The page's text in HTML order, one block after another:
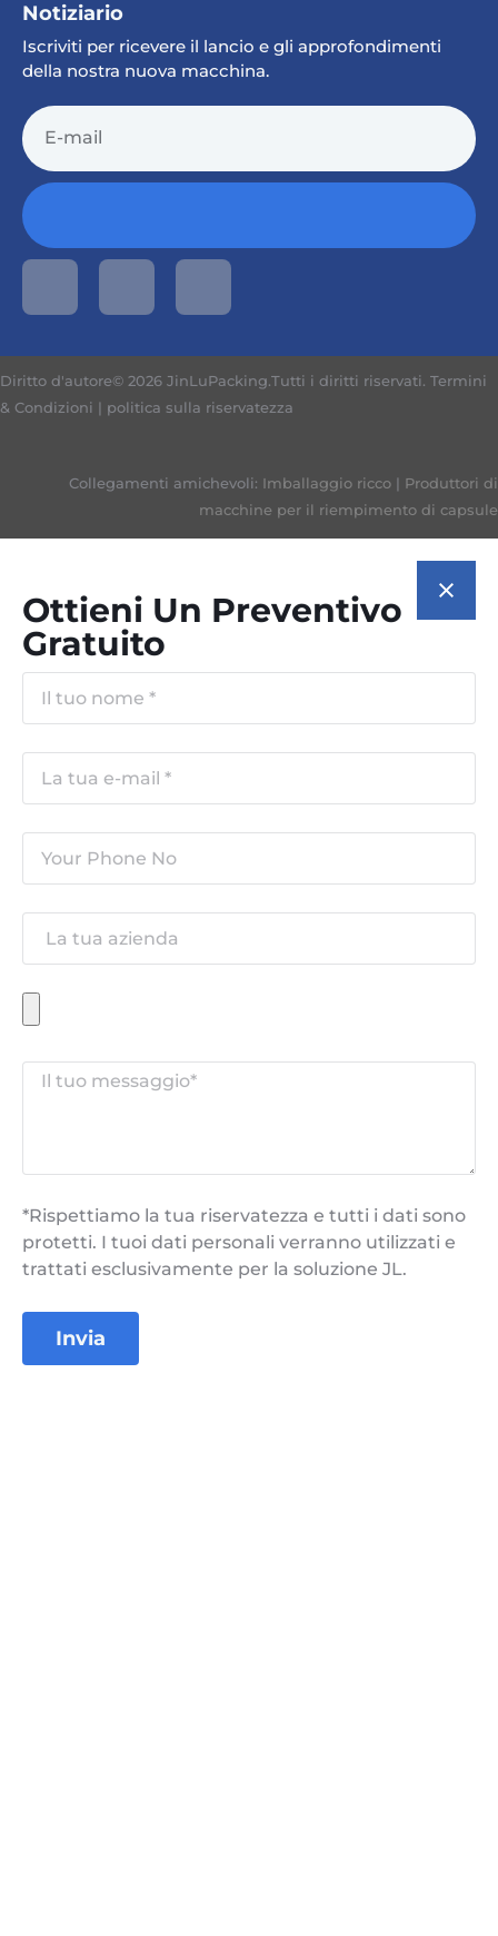
Notiziario
Iscriviti per ricevere il lancio e gli approfondimenti
della nostra nuova macchina.
Diritto d'autore© 2026 JinLuPacking.Tutti i diritti riservati. Termini
& Condizioni | politica sulla riservatezza
Collegamenti amichevoli: Imballaggio ricco | Produttori di
macchine per il riempimento di capsule
Ottieni Un Preventivo
Gratuito
*Rispettiamo la tua riservatezza e tutti i dati sono
protetti. I tuoi dati personali verranno utilizzati e
trattati esclusivamente per la soluzione JL.
Invia